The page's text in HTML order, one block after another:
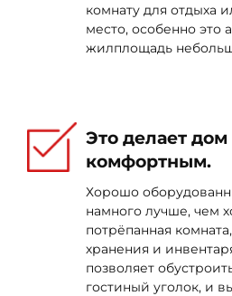
комнату для отдыха
место, особенно это
жилплощадь
Это делает
комфортным.
Хорошо
намного лучше, чем
потрёпанная
хранения и
позволяет
гостиный уголок, и